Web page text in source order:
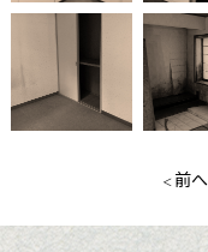
前へ